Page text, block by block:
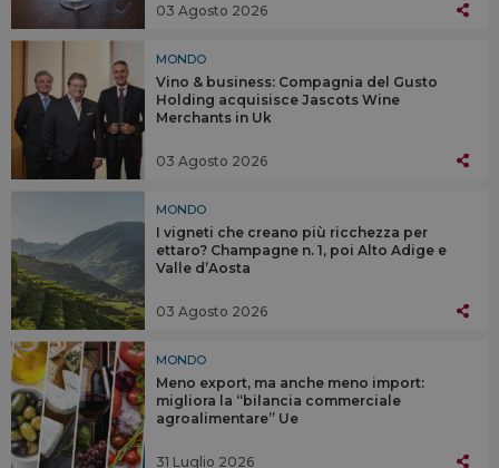
03 Agosto 2026
MONDO
Vino & business: Compagnia del Gusto
Holding acquisisce Jascots Wine
Merchants in Uk
03 Agosto 2026
MONDO
I vigneti che creano più ricchezza per
ettaro? Champagne n. 1, poi Alto Adige e
Valle d’Aosta
03 Agosto 2026
MONDO
Meno export, ma anche meno import:
migliora la “bilancia commerciale
agroalimentare” Ue
31 Luglio 2026